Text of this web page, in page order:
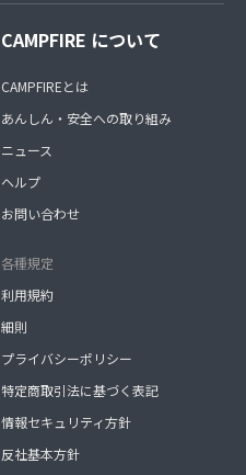
CAMPFIRE について
CAMPFIREとは
あんしん・安全への取り組み
ニュース
ヘルプ
お問い合わせ
各種規定
利用規約
細則
プライバシーポリシー
特定商取引法に基づく表記
情報セキュリティ方針
反社基本方針